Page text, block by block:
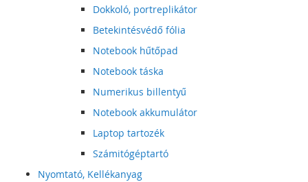
Dokkoló, portreplikátor
Betekintésvédő fólia
Notebook hűtőpad
Notebook táska
Numerikus billentyű
Notebook akkumulátor
Laptop tartozék
Számitógéptartó
Nyomtató, Kellékanyag